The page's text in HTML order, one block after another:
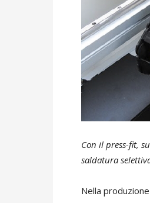
Con il press-fit,
saldatura
Nella